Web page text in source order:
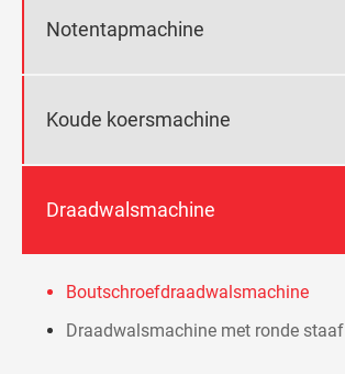
Notentapmachine
Koude koersmachine
Draadwalsmachine
Boutschroefdraadwalsmachine
Draadwalsmachine met ronde staaf